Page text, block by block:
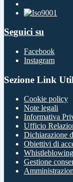
Seguici su
Facebook
Instagram
Sezione Link
Cookie policy
Note legali
Informativa
Ufficio
Dichiarazione
Obiettivi di
Whistleblowing
Gestione